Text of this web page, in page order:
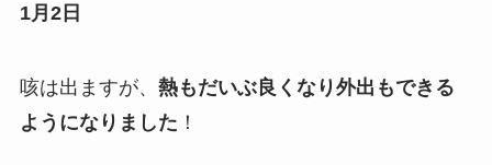
1月2日
咳は出ますが、 熱もだいぶ良くなり外出もできる
ようになりました ！